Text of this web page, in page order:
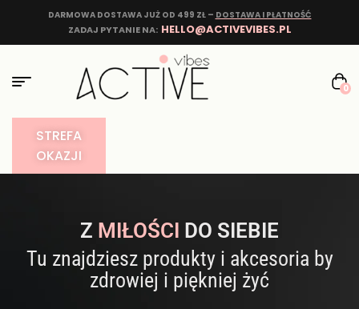
DARMOWA DOSTAWA JUŻ OD 499 ZŁ – DOSTAWA I PŁATNOŚĆ
ZADAJ PYTANIE NA: HELLO@ACTIVEVIBES.PL
0
STREFA
OKAZJI
Z MIŁOŚCI DO SIEBIE
Tu znajdziesz produkty i akcesoria by
zdrowiej i piękniej żyć